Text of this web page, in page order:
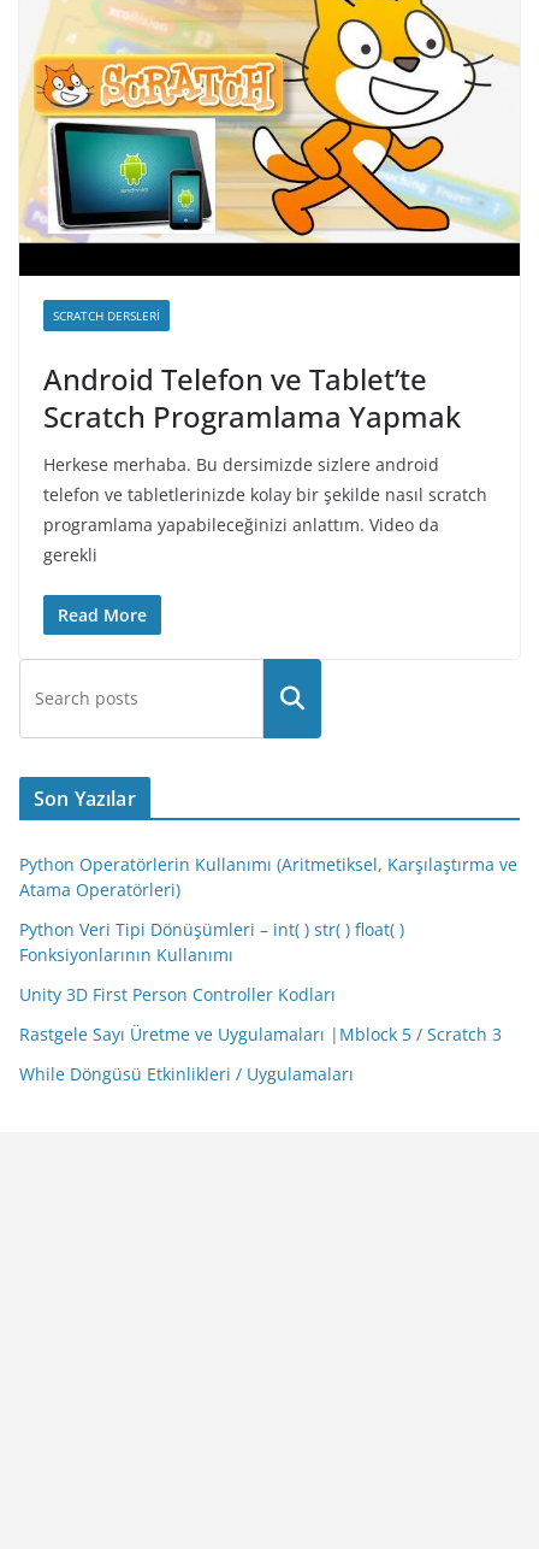
SCRATCH DERSLERI
Android Telefon ve Tablet’te
Scratch Programlama Yapmak
Herkese merhaba. Bu dersimizde sizlere android
telefon ve tabletlerinizde kolay bir şekilde nasıl scratch
programlama yapabileceğinizi anlattım. Video da
gerekli
Read More
Son Yazılar
Python Operatörlerin Kullanımı (Aritmetiksel, Karşılaştırma ve
Atama Operatörleri)
Python Veri Tipi Dönüşümleri – int( ) str( ) float( )
Fonksiyonlarının Kullanımı
Unity 3D First Person Controller Kodları
Rastgele Sayı Üretme ve Uygulamaları |Mblock 5 / Scratch 3
While Döngüsü Etkinlikleri / Uygulamaları